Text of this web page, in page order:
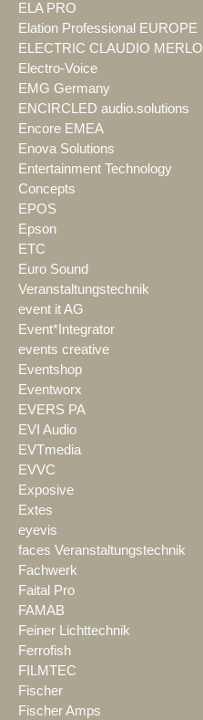
ELA PRO
Elation Professional EUROPE
ELECTRIC CLAUDIO MERLO
Electro-Voice
EMG Germany
ENCIRCLED audio.solutions
Encore EMEA
Enova Solutions
Entertainment Technology
Concepts
EPOS
Epson
ETC
Euro Sound
Veranstaltungstechnik
event it AG
Event*Integrator
events creative
Eventshop
Eventworx
EVERS PA
EVI Audio
EVTmedia
EVVC
Exposive
Extes
eyevis
faces Veranstaltungstechnik
Fachwerk
Faital Pro
FAMAB
Feiner Lichttechnik
Ferrofish
FILMTEC
Fischer
Fischer Amps